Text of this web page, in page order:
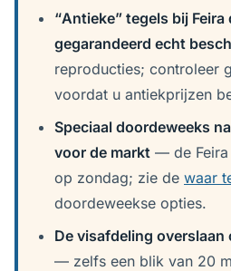
“Antieke” tegels bij Feira
gegarandeerd echt
reproducties; controleer
voordat u antiekprijzen
Speciaal doordeweeks
voor de markt — de Feira
op zondag; zie de waar
doordeweekse opties.
De visafdeling
— zelfs een blik van 20